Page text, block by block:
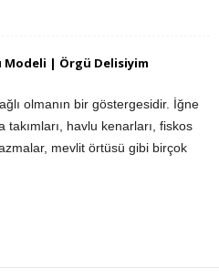
Modeli | Örgü Delisiyim
olmanın bir göstergesidir. İğne
takımları, havlu kenarları, fiskos
mevlit örtüsü gibi birçok